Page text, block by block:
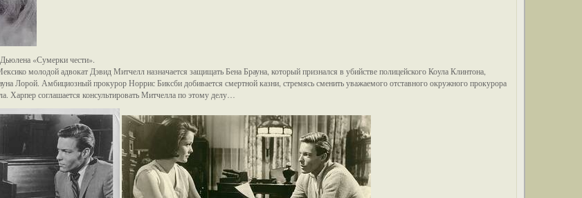
«Сумерки чести».
молодой адвокат Дэвид Митчелл назначается защищать Бена Брауна, который признался в убийстве полицейского Коула Клинтона,
Лорой. Амбициозный прокурор Норрис Биксби добивается смертной казни, стремясь сменить уважаемого отставного окружного прокурора
Харпер соглашается консультировать Митчелла по этому делу…